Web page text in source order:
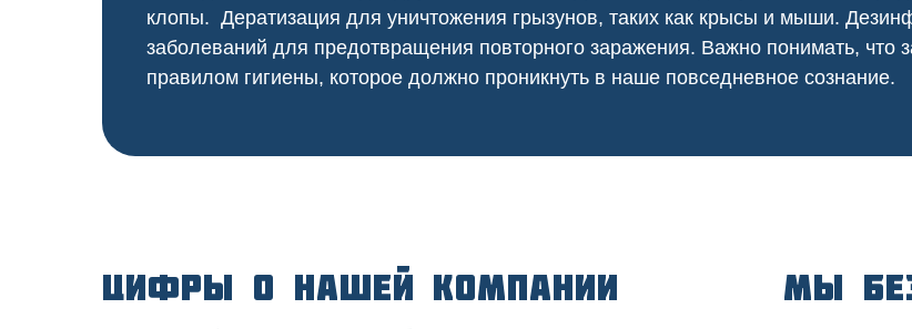
клопы. Дератизация для уничтожения грызунов, таких как крысы и мыши.
заболеваний для предотвращения повторного заражения. Важно понимать,
правилом гигиены, которое должно проникнуть в наше повседневное сознание.
Цифры о нашей компании Мы